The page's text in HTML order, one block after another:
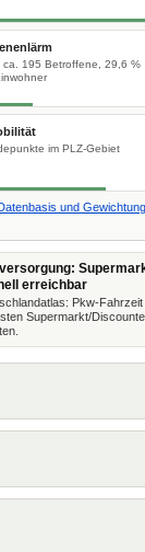
ca. 195 Betroffene, 29,6 %
im PLZ-Gebiet
und Gewichtung
erreichbar
Pkw-
Supermarkt/